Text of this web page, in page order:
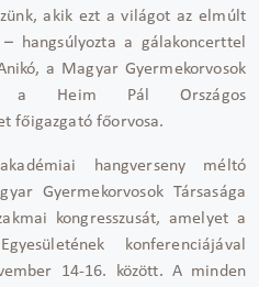
akik ezt a világot az elmúlt
hangsúlyozta a gálakoncerttel
a Magyar Gyermekorvosok
a Heim Pál Országos
főigazgató főorvosa.
hangverseny méltó
Gyermekorvosok Társasága
kongresszusát, amelyet a
konferenciájával
14-16. között. A minden